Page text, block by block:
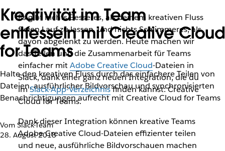
Kreativität im Team
entfesseln mit Creative Cloud
for Teams
Halte den kreativen Fluss durch das einfachere Teilen von
Dateien, ausführlicher Bildvorschau und synchronisierten
Benachrichtigungen aufrecht mit Creative Cloud for Teams
Vom Slack-Team
28. August 2018
Es gibt nichts Besseres, als deinem kreativen Fluss
freien Lauf zu lassen, und nichts Schlimmeres, als
davon abgelenkt zu werden. Heute machen wir
das Teilen und die Zusammenarbeit für Teams
einfacher mitAdobe Creative Cloud-Dateien in
Slack, dank einer ganz neuen Integration, die du
imSlack-App-Verzeichnisfinden kannst: Creative
Cloud for Teams.
Dank dieser Integration können kreative Teams
Adobe Creative Cloud-Dateien effizienter teilen
und neue, ausführliche Bildvorschauen machen